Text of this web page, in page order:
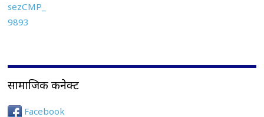
सामाजिक कनेक्ट
Facebook